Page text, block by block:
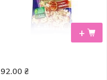
+
92.00 ₴